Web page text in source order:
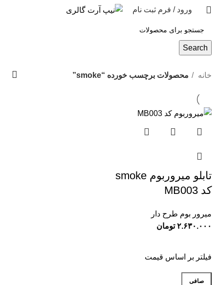
ورود / فرم ثبت نام
Search
فیلتر بر اساس قیمت
صافی
خانه محصولات برچسب خورده “smoke”
تابلو میروربوم smoke
کد MB003
میرور بوم طرح دار
تومان